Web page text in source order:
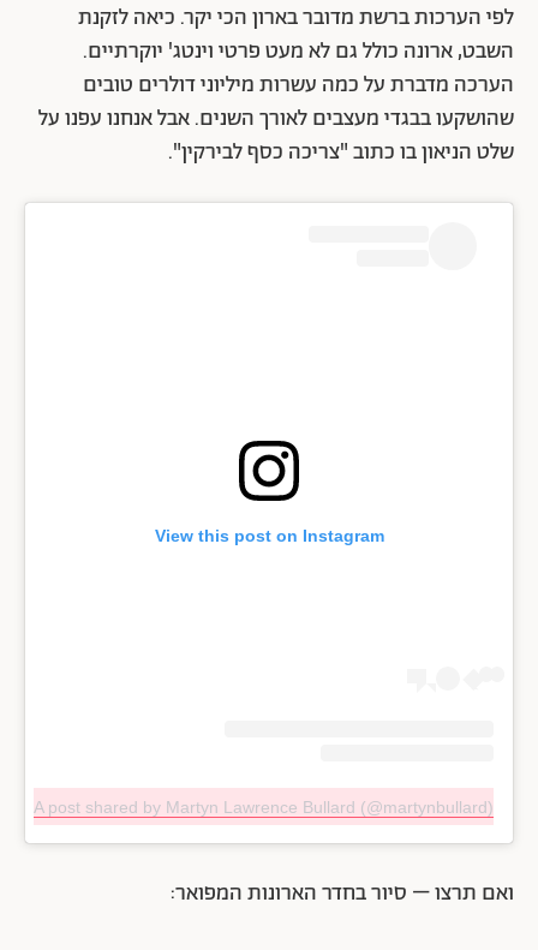
לפי הערכות ברשת מדובר בארון הכי יקר. כיאה לזקנת
השבט, ארונה כולל גם לא מעט פרטי וינטג' יוקרתיים.
הערכה מדברת על כמה עשרות מיליוני דולרים טובים
שהושקעו בבגדי מעצבים לאורך השנים. אבל אנחנו עפנו על
שלט הניאון בו כתוב "צריכה כסף לבירקין".
View this post on Instagram
A post shared by Martyn Lawrence Bullard (@martynbullard)
ואם תרצו – סיור בחדר הארונות המפואר: